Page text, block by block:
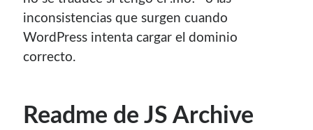
¿Buscas las secciones de mi antiguo sitio?
GNU/Linux
Descargas
El Autor
inconsistencias que surgen cuando
WordPress intenta cargar el dominio
correcto.
Readme de JS Archive